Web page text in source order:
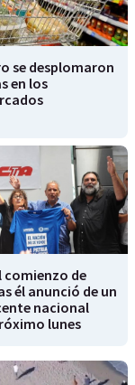
se desplomaron
en los
comienzo de
él anunció de un
nacional
lunes